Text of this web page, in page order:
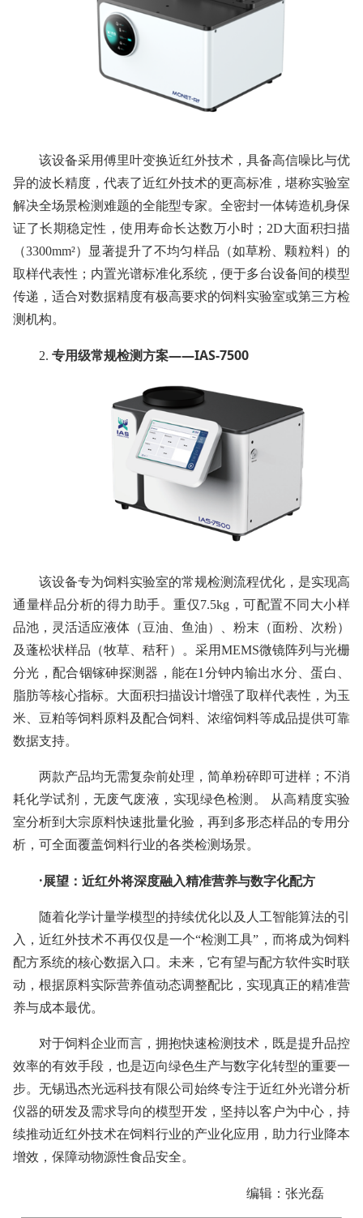
该设备采用傅里叶变换近红外技术，具备高信噪比与优
异的波长精度，代表了近红外技术的更高标准，堪称实验室
解决全场景检测难题的全能型专家。全密封一体铸造机身保
证了长期稳定性，使用寿命长达数万小时；2D大面积扫描
（3300mm²）显著提升了不均匀样品（如草粉、颗粒料）的
取样代表性；内置光谱标准化系统，便于多台设备间的模型
传递，适合对数据精度有极高要求的饲料实验室或第三方检
测机构。
2. 专用级常规检测方案——IAS-7500
该设备专为饲料实验室的常规检测流程优化，是实现高
通量样品分析的得力助手。重仅7.5kg，可配置不同大小样
品池，灵活适应液体（豆油、鱼油）、粉末（面粉、次粉）
及蓬松状样品（牧草、秸秆）。采用MEMS微镜阵列与光栅
分光，配合铟镓砷探测器，能在1分钟内输出水分、蛋白、
脂肪等核心指标。大面积扫描设计增强了取样代表性，为玉
米、豆粕等饲料原料及配合饲料、浓缩饲料等成品提供可靠
数据支持。
两款产品均无需复杂前处理，简单粉碎即可进样；不消
耗化学试剂，无废气废液，实现绿色检测。 从高精度实验
室分析到大宗原料快速批量化验，再到多形态样品的专用分
析，可全面覆盖饲料行业的各类检测场景。
·展望：近红外将深度融入精准营养与数字化配方
随着化学计量学模型的持续优化以及人工智能算法的引
入，近红外技术不再仅仅是一个“检测工具”，而将成为饲料
配方系统的核心数据入口。未来，它有望与配方软件实时联
动，根据原料实际营养值动态调整配比，实现真正的精准营
养与成本最优。
对于饲料企业而言，拥抱快速检测技术，既是提升品控
效率的有效手段，也是迈向绿色生产与数字化转型的重要一
步。无锡迅杰光远科技有限公司始终专注于近红外光谱分析
仪器的研发及需求导向的模型开发，坚持以客户为中心，持
续推动近红外技术在饲料行业的产业化应用，助力行业降本
增效，保障动物源性食品安全。
编辑：张光磊